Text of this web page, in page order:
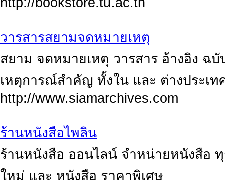
http://bookstore.tu.ac.th
วารสารสยามจดหมายเหตุ
สยาม จดหมายเหตุ วารสาร อ้างอิง ฉ
เหตุการณ์สำคัญ ทั้งใน และ ต่างประเท
http://www.siamarchives.com
ร้านหนังสือไพลิน
ร้านหนังสือ ออนไลน์ จำหน่ายหนังสือ
ใหม่ และ หนังสือ ราคาพิเศษ